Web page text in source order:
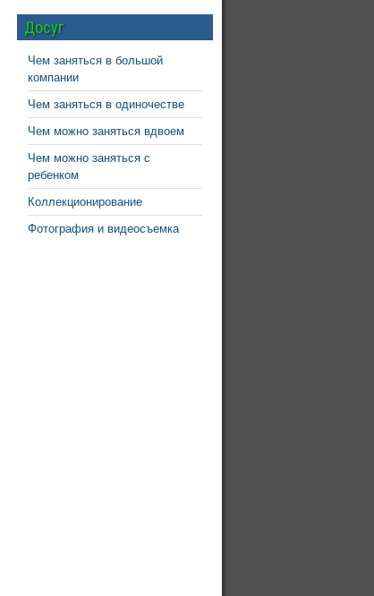
Досуг
Чем заняться в большой
компании
Чем заняться в одиночестве
Чем можно заняться вдвоем
Чем можно заняться с
ребенком
Коллекционирование
Фотография и видеосъемка